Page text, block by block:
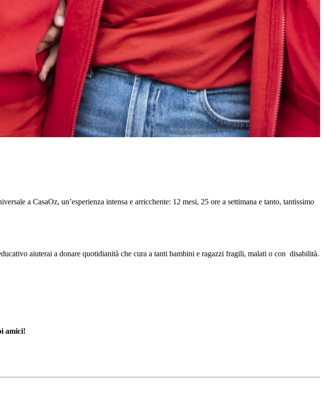
a CasaOz, un’esperienza intensa e arricchente: 12 mesi, 25 ore a settimana e tanto, tantissimo
aiuterai a donare quotidianità che cura a tanti bambini e ragazzi fragili, malati o con disabilità.
amici!